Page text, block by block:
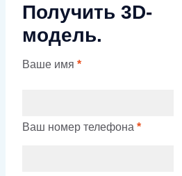
Получить 3D-
модель.
Ваше имя *
Ваш номер телефона *